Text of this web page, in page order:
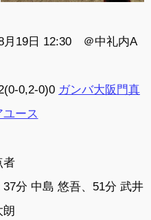
月19日 12:30 ＠中礼内A
0,2-0)0 ガンバ大阪門真
ユース
者
分 中島 悠吾、51分 武井
朗